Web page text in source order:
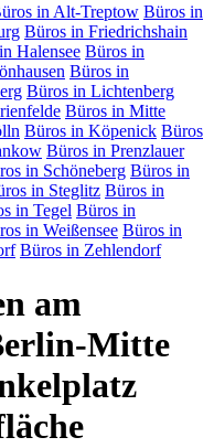
in Alt-Treptow Büros in
Büros in Friedrichshain
Halensee Büros in
Büros in
Büros in Lichtenberg
Büros in Mitte
Büros in Köpenick Büros
Büros in Prenzlauer
in Schöneberg Büros in
in Steglitz Büros in
in Tegel Büros in
in Weißensee Büros in
Büros in Zehlendorf
am
Mitte